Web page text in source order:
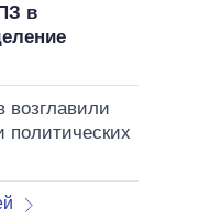
в
возглавили
политических